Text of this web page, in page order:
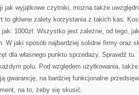
jak wyjątkowe czytniki, można także
to główne zalety korzystania z takich kas.
jak: 1000zł. Wszystko jest zależne, od tego,
W jaki sposób najbardziej solidne firmy oraz
dla własnego punktu sprzedaży. Sprawdź tu.
polu. Pod względem użytkowania,
gwarancję, na bardziej funkcjonalne
na to, żeby się skusić.